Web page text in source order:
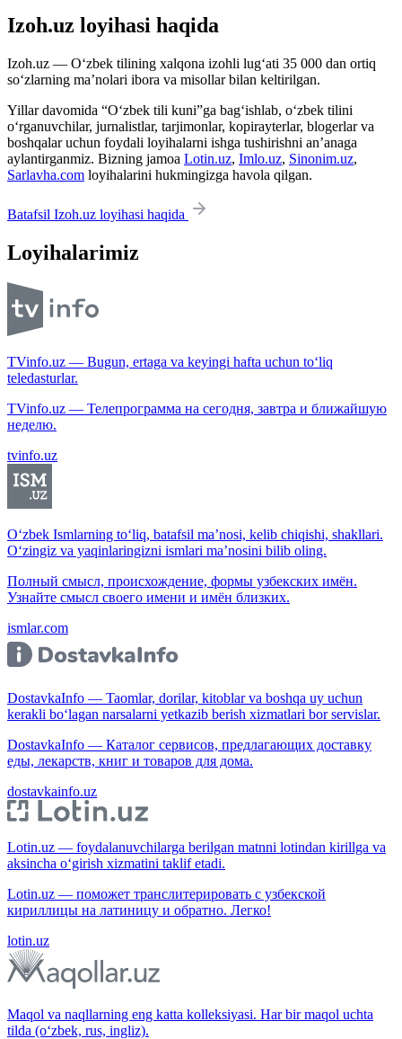
Izoh.uz loyihasi haqida
Izoh.uz — O‘zbek tilining xalqona izohli lug‘ati 35 000 dan ortiq
so‘zlarning ma’nolari ibora va misollar bilan keltirilgan.
Yillar davomida “O‘zbek tili kuni”ga bag‘ishlab, o‘zbek tilini
o‘rganuvchilar, jurnalistlar, tarjimonlar, kopirayterlar, blogerlar va
boshqalar uchun foydali loyihalarni ishga tushirishni an’anaga
aylantirganmiz. Bizning jamoa Lotin.uz, Imlo.uz, Sinonim.uz,
Sarlavha.com loyihalarini hukmingizga havola qilgan.
Batafsil Izoh.uz loyihasi haqida
Loyihalarimiz
TVinfo.uz — Bugun, ertaga va keyingi hafta uchun to‘liq
teledasturlar.
TVinfo.uz — Телепрограмма на сегодня, завтра и ближайшую
неделю.
tvinfo.uz
O‘zbek Ismlarning to‘liq, batafsil ma’nosi, kelib chiqishi, shakllari.
O‘zingiz va yaqinlaringizni ismlari ma’nosini bilib oling.
Полный смысл, происхождение, формы узбекских имён.
Узнайте смысл своего имени и имён близких.
ismlar.com
DostavkaInfo — Taomlar, dorilar, kitoblar va boshqa uy uchun
kerakli bo‘lagan narsalarni yetkazib berish xizmatlari bor servislar.
DostavkaInfo — Каталог сервисов, предлагающих доставку
еды, лекарств, книг и товаров для дома.
dostavkainfo.uz
Lotin.uz — foydalanuvchilarga berilgan matnni lotindan kirillga va
aksincha o‘girish xizmatini taklif etadi.
Lotin.uz — поможет транслитерировать с узбекской
кириллицы на латиницу и обратно. Легко!
lotin.uz
Maqol va naqllarning eng katta kolleksiyasi. Har bir maqol uchta
tilda (o‘zbek, rus, ingliz).